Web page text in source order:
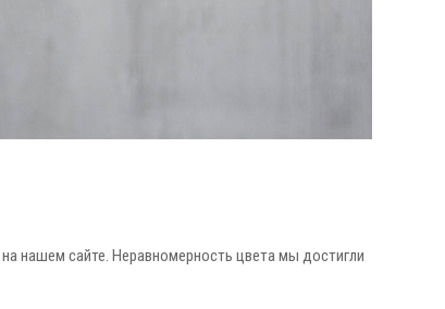
нашем сайте. Неравномерность цвета мы достигли